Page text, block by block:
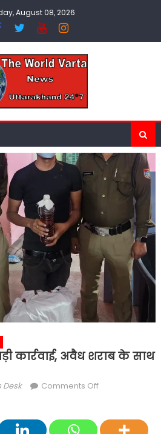
August 08, 2026
कार्रवाई, अवैध शराब के साथ
Desk Comments Offon
की